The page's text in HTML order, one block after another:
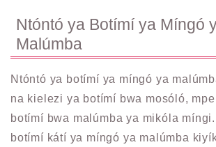
Ntóntó ya Botímí ya Míngó
Malúmba
Ntóntó ya botímí ya míngó ya
na kielezi ya botímí bwa mosóló,
botímí bwa malúmba ya mikóla
botímí kátí ya míngó ya malúmba